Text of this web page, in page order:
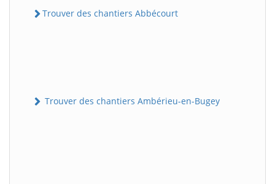
Trouver des chantiers Abbécourt
Trouver des chantiers Ambérieu-en-Bugey